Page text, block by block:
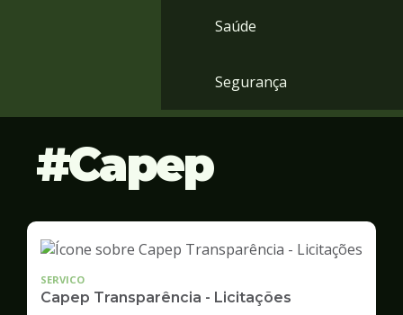
Saúde
Segurança
Capep
SERVICO
Capep Transparência - Licitações